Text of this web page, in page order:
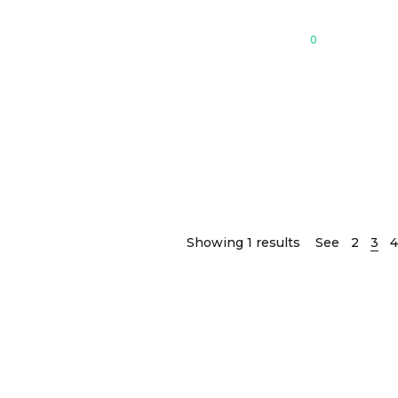
0
Showing 1 results See 2 3 4